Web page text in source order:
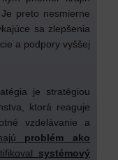
preto nesmierne
sa zlepšenia
a podpory vyššej
je stratégiou
ktorá reaguje
vzdelávanie a
problém ako
systémový